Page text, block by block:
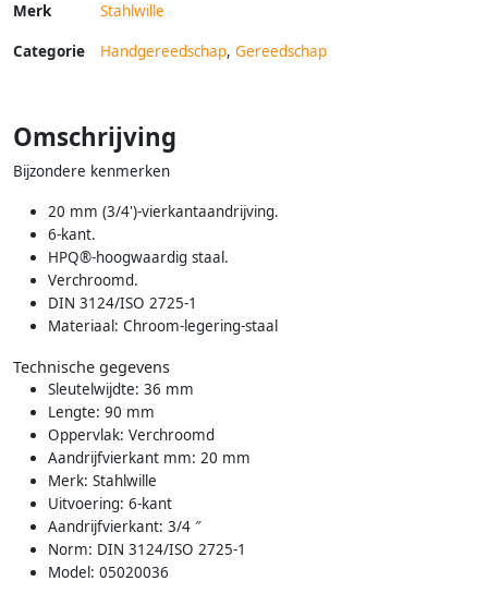
Merk Stahlwille
Categorie Handgereedschap, Gereedschap
Omschrijving
Bijzondere kenmerken
20 mm (3/4')-vierkantaandrijving.
6-kant.
HPQ®-hoogwaardig staal.
Verchroomd.
DIN 3124/ISO 2725-1
Materiaal: Chroom-legering-staal
Technische gegevens
Sleutelwijdte: 36 mm
Lengte: 90 mm
Oppervlak: Verchroomd
Aandrijfvierkant mm: 20 mm
Merk: Stahlwille
Uitvoering: 6-kant
Aandrijfvierkant: 3/4 ″
Norm: DIN 3124/ISO 2725-1
Model: 05020036